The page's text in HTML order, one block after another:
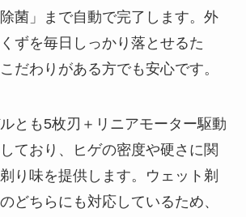
除菌」まで自動で完了します。外
ずを毎日しっかり落とせるた
だわりがある方でも安心です。
とも5枚刃＋リニアモーター駆動
ており、ヒゲの密度や硬さに関
り味を提供します。ウェット剃
どちらにも対応しているため、